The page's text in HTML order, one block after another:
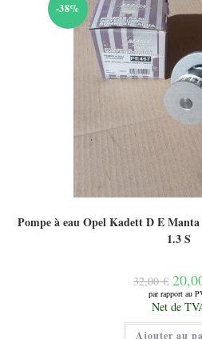
-38%
Pompe à eau Opel Kadett D E
1.3 S
32,00€ Le
prix
initial
était :
32,00
par rapport au
Le
prix
actuel
est :
Net de
Ajouter au